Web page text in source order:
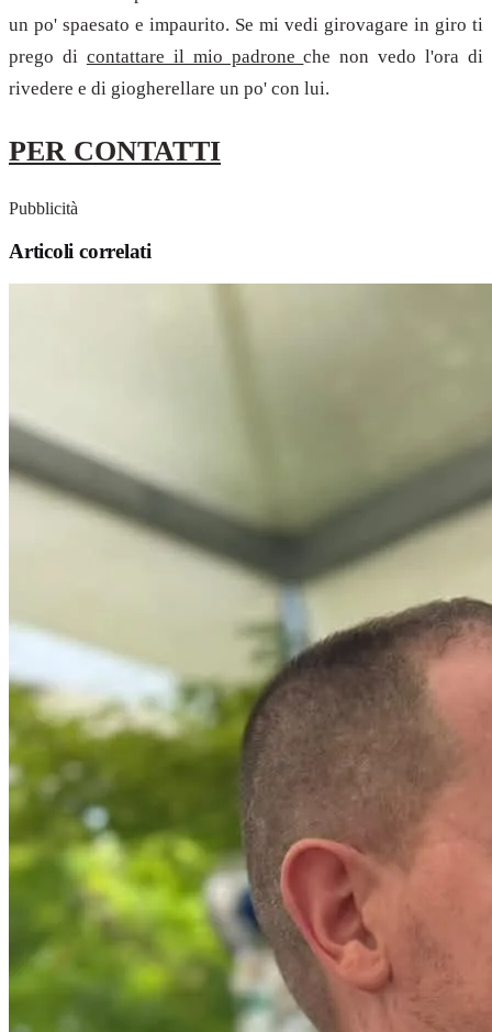
un po' spaesato e impaurito. Se mi vedi girovagare in giro ti
prego di contattare il mio padroneche non vedo l'ora di
rivedere e di giogherellare un po' con lui.
PER CONTATTI
Pubblicità
Articoli correlati